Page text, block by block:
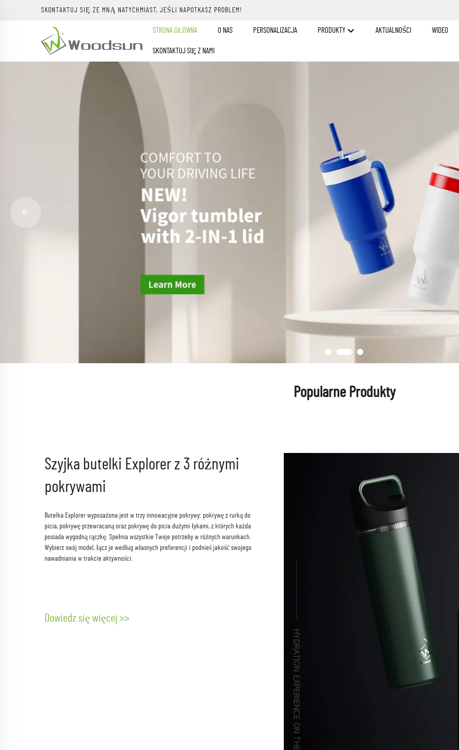
SKONTAKTUJ SIĘ ZE MNĄ NATYCHMIAST, JEŚLI NAPOTKASZ PROBLEM!
STRONA GŁÓWNA O NAS PERSONALIZACJA PRODUKTY AKTUALNOŚCI WIDEO
SKONTAKTUJ SIĘ Z NAMI
Popularne Produkty
pokrywami
palców ręki, co gwarantuje stabilne i wygodne chwytanie dla
otwór oraz podwójna ściana izolacyjna utrzymują napoje zimne
ciepłe przez 12 godzin. Dostępne są dwa wersje w 100%
do picia oraz z przegubową pokrywą, obie z tradycyjnymi
przenoszenie. Wszystkie te cechy pomagają dostosować
Dowiedz się więcej >>